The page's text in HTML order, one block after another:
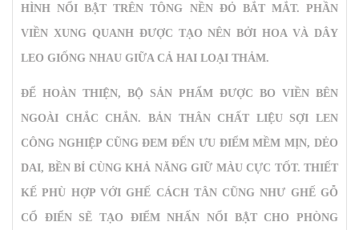
HÌNH NỔI BẬT TRÊN TÔNG NỀN ĐỎ BẮT MẮT. PHẦN
VIỀN XUNG QUANH ĐƯỢC TẠO NÊN BỞI HOA VÀ DÂY
LEO GIỐNG NHAU GIỮA CẢ HAI LOẠI THẢM.
ĐỂ HOÀN THIỆN, BỘ SẢN PHẨM ĐƯỢC BO VIỀN BÊN
NGOÀI CHẮC CHẮN. BẢN THÂN CHẤT LIỆU SỢI LEN
CÔNG NGHIỆP CŨNG ĐEM ĐẾN ƯU ĐIỂM MỀM MỊN, DẺO
DAI, BỀN BỈ CÙNG KHẢ NĂNG GIỮ MÀU CỰC TỐT. THIẾT
KẾ PHÙ HỢP VỚI GHẾ CÁCH TÂN CŨNG NHƯ GHẾ GỖ
CỔ ĐIỂN SẼ TẠO ĐIỂM NHẤN NỔI BẬT CHO PHÒNG